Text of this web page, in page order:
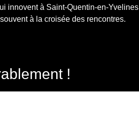
innovent à Saint-Quentin-en-Yvelines
à la croisée des rencontres.
!